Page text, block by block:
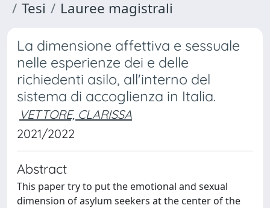
Tesi
Lauree magistrali
La dimensione affettiva e sessuale
nelle esperienze dei e delle
richiedenti asilo, all'interno del
sistema di accoglienza in Italia.
VETTORE, CLARISSA
2021/2022
Abstract
This paper try to put the emotional and sexual
dimension of asylum seekers at the center of the